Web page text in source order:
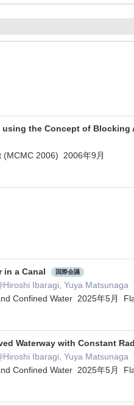
the Concept of Blocking
(MCMC 2006) 2006年9月
in a Canal 国際会議
Ibaragi, Yuya Matsunaga
Confined Water 2025年5月
Waterway with Constant
Ibaragi, Yuya Matsunaga
Confined Water 2025年5月